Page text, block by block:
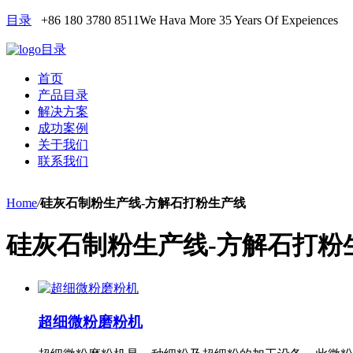
目录 +86 180 3780 8511We Hava More 35 Years Of Expeiences
目录
首页
产品目录
解决方案
成功案例
关于我们
联系我们
Home/硅灰石制粉生产线-方解石打粉生产线
硅灰石制粉生产线-方解石打粉
超细微粉磨粉机